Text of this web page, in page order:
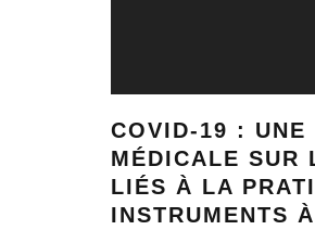
COVID-19 : UNE
MÉDICALE SUR
LIÉS À LA
INSTRUMENTS